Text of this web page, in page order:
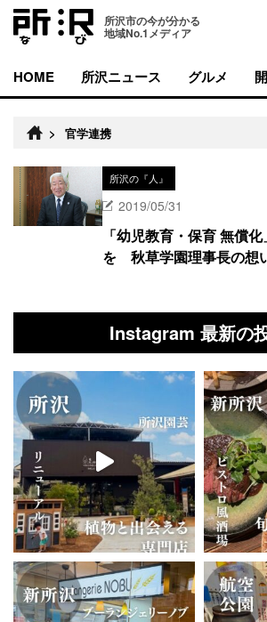
所沢市の今が分かる
地域No.1メディア
HOME 所沢ニュース グルメ
> 官学連携
所沢の『人』
2019/05/31
「幼児教育・保育 無償
を 秋草学園理事長の想
Instagram 最新の